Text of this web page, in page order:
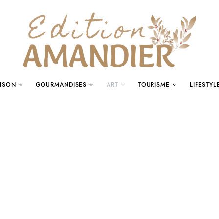
GOURMANDISES ART TOURISME